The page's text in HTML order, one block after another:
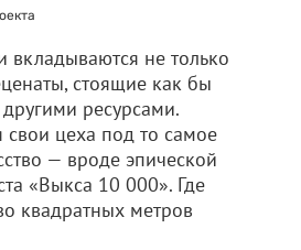
вкладываются не только
стоящие как бы
ресурсами.
цеха под то самое
— вроде эпической
«Выкса 10 000». Где
квадратных метров